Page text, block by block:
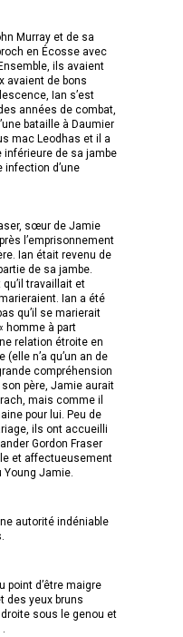
Murray et de sa
en Écosse avec
ils avaient
avaient de bons
Ian s’est
années de combat,
bataille à Daumier
mac Leodhas et il a
inférieure de sa jambe
infection d’une
sœur de Jamie
l’emprisonnement
Ian était revenu de
de sa jambe.
qu’il travaillait et
Ian a été
qu’il se marierait
homme à part
relation étroite en
n’a qu’un an de
compréhension
son père, Jamie aurait
mais comme il
pour lui. Peu de
ils ont accueilli
Gordon Fraser
et affectueusement
Jamie.
autorité indéniable
point d’être maigre
des yeux bruns
sous le genou et